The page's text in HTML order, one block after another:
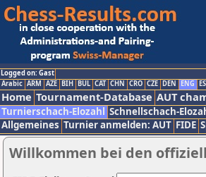
Logged on: Gast
Arabic ARM AZE BIH BUL CAT CHN CRO CZE DEN ENG
Home Tournament-Database AUT
Turnierschach-Elozahl Schnellschach-
Allgemeines Turnier anmelden: AUT FIDE
Willkommen bei den